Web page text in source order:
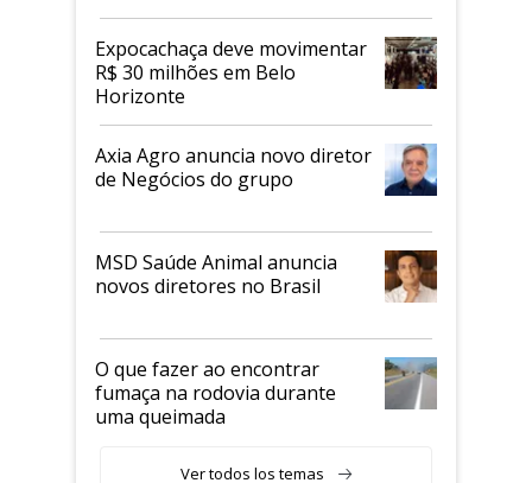
Expocachaça deve movimentar
R$ 30 milhões em Belo
Horizonte
Axia Agro anuncia novo diretor
de Negócios do grupo
MSD Saúde Animal anuncia
novos diretores no Brasil
O que fazer ao encontrar
fumaça na rodovia durante
uma queimada
Ver todos los temas